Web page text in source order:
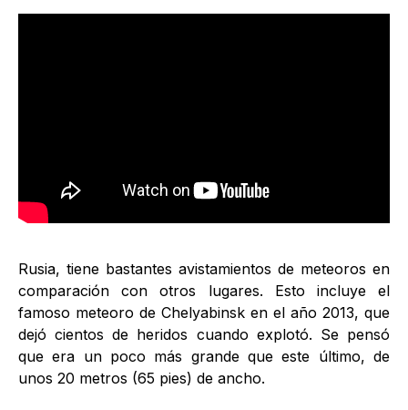
Rusia, tiene bastantes avistamientos de meteoros en
comparación con otros lugares. Esto incluye el
famoso meteoro de Chelyabinsk en el año 2013, que
dejó cientos de heridos cuando explotó. Se pensó
que era un poco más grande que este último, de
unos 20 metros (65 pies) de ancho.